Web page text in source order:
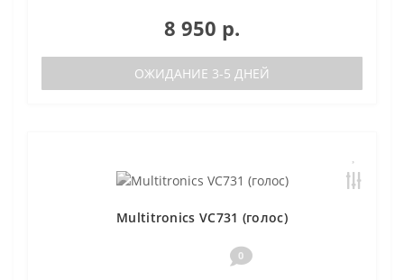
8 950 р.
ОЖИДАНИЕ 3-5 ДНЕЙ
Multitronics VC731 (голос)
0